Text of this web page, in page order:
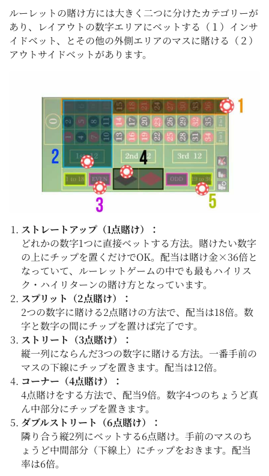
ルーレットの賭け方には大きく二つに分けたカテゴリーが
あり、レイアウトの数字エリアにベットする（１）インサ
イドベット、とその他の外側エリアのマスに賭ける（２）
アウトサイドベットがあります。
ストレートアップ（1点賭け）：
どれかの数字1つに直接ベットする方法。賭けたい数字
の上にチップを置くだけでOK。配当は賭け金×36倍と
なっていて、ルーレットゲームの中でも最もハイリス
ク・ハイリターンの賭け方となっています。
スプリット（2点賭け）：
2つの数字に賭ける2点賭けの方法で、配当は18倍。数
字と数字の間にチップを置けば完了です。
ストリート（3点賭け）：
縦一列にならんだ3つの数字に賭ける方法。一番手前の
マスの下線にチップを置きます。配当は12倍。
コーナー（4点賭け）：
4点賭けをする方法で、配当9倍。数字4つのちょうど真
ん中部分にチップを置きます。
ダブルストリート（6点賭け）：
隣り合う縦2列にベットする6点賭け。手前のマスのち
ょうど中間部分（下線上）にチップをおきます。配当
率は6倍。